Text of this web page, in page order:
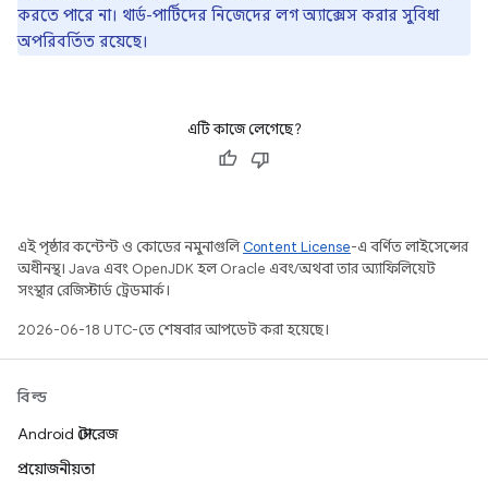
করতে পারে না। থার্ড-পার্টিদের নিজেদের লগ অ্যাক্সেস করার সুবিধা
অপরিবর্তিত রয়েছে।
এটি কাজে লেগেছে?
এই পৃষ্ঠার কন্টেন্ট ও কোডের নমুনাগুলিContent License-এ বর্ণিত লাইসেন্সের
অধীনস্থ। Java এবং OpenJDK হল Oracle এবং/অথবা তার অ্যাফিলিয়েট
সংস্থার রেজিস্টার্ড ট্রেডমার্ক।
2026-06-18 UTC-তে শেষবার আপডেট করা হয়েছে।
বিল্ড
Android স্টোরেজ
প্রয়োজনীয়তা